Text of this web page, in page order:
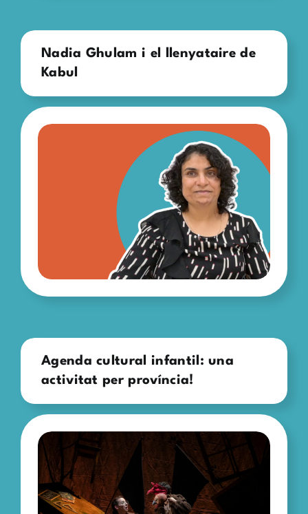
Nadia Ghulam i el llenyataire de
Kabul
Agenda cultural infantil: una
activitat per província!